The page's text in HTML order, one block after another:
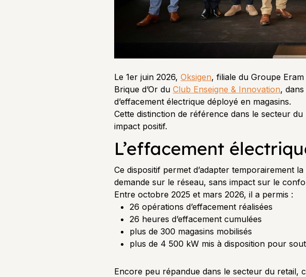
Le 1er juin 2026,Oksigen, filiale du Groupe Eram
Brique d’Or duClub Enseigne & Innovation,
d’effacement électrique déployé en magasins.
Cette distinction de référence dans le secteur
impact positif.
L’effacement
Ce dispositif permet d’adapter temporairement
demande sur le réseau, sans impact sur le
Entre octobre 2025 et mars 2026, il a permis :
26 opérations d’effacement réalisées
26 heures d’effacement cumulées
plus de 300 magasins mobilisés
plus de 4 500 kW mis à disposition pour
Encore peu répandue dans le secteur du retail,